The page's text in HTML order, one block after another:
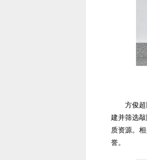
方俊
建并筛选
质资源。
誉。